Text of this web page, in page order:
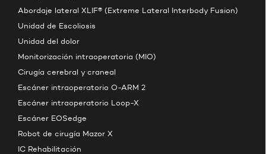
Abordaje lateral XLIF® (Extreme Lateral Interbody Fusion)
Unidad de Escoliosis
Unidad del dolor
Monitorización intraoperatoria (MIO)
Cirugía cerebral y craneal
Escáner intraoperatorio O-ARM 2
Escáner intraoperatorio Loop-X
Escáner EOSedge
Robot de cirugía Mazor X
IC Rehabilitación